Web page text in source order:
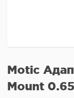
Motic
Mount